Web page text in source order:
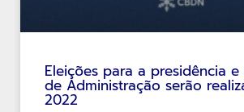
Eleições para a presidência e
de Administração serão
2022